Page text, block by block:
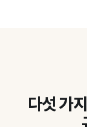
다섯 가